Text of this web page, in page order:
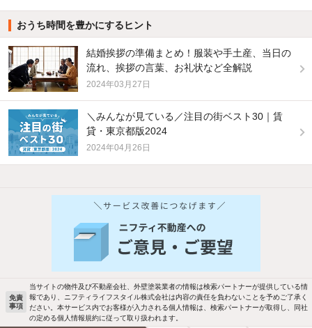
おうち時間を豊かにするヒント
結婚挨拶の準備まとめ！服装や手土産、当日の
流れ、挨拶の言葉、お礼状など全解説
2024年03月27日
＼みんなが見ている／注目の街ベスト30｜賃
貸・東京都版2024
2024年04月26日
バス・トイレ別 2階以上
洗濯機置場あり 独立洗面台
免責
事項
当サイトの物件及び不動産会社、外壁塗装業者の情報は検索パートナーが提供している情
報であり、ニフティライフスタイル株式会社は内容の責任を負わないことを予めご了承く
ださい。本サービス内でお客様が入力される個人情報は、検索パートナーが取得し、同社
の定める個人情報規約に従って取り扱われます。